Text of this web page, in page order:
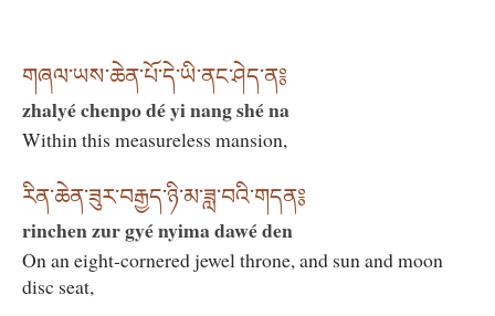
གཞལ་ཡས་ཆེན་པོ་དེ་ཡི་ནང་ཤེད་ན༔
zhalyé chenpo dé yi nang shé na
Within this measureless mansion,
རིན་ཆེན་ཟུར་བརྒྱད་ཉི་མ་ཟླ་བའི་གདན༔
rinchen zur gyé nyima dawé den
On an eight-cornered jewel throne, and sun and moon
disc seat,